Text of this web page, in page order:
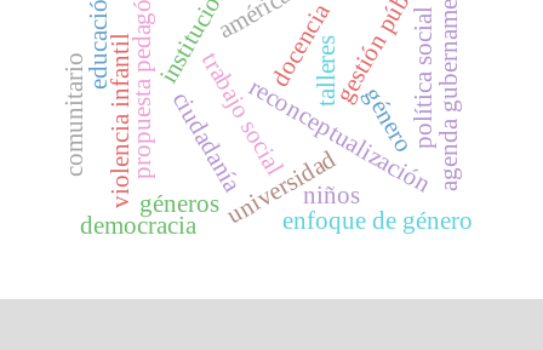
talleres
trabajo social
propuesta pedagógica reconceptualización
gestión pública
violencia infantil universidad
educación docencia
enfoque de género
política social
democracia
ciudadanía género agenda gubernamental
comunitario
niños
géneros